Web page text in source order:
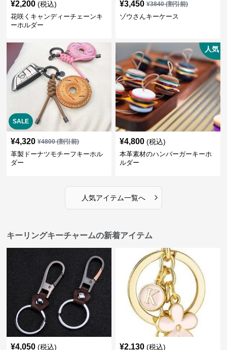
¥2,200 (税込)
花咲くキャンディーチェーンキ
ーホルダー
¥3,450 ¥3840(割引前)
ゾウさんキーケース
SALE
¥4,320 ¥4800(割引前)
革製ドーナツモチーフキーホル
ダー
人気
¥4,800 (税込)
本革素材のハンバーガーキーホ
ルダー
人気アイテム一覧へ ›
キーリングキーチャームの新着アイテム
¥4,050 (税込) ¥2,130 (税込)